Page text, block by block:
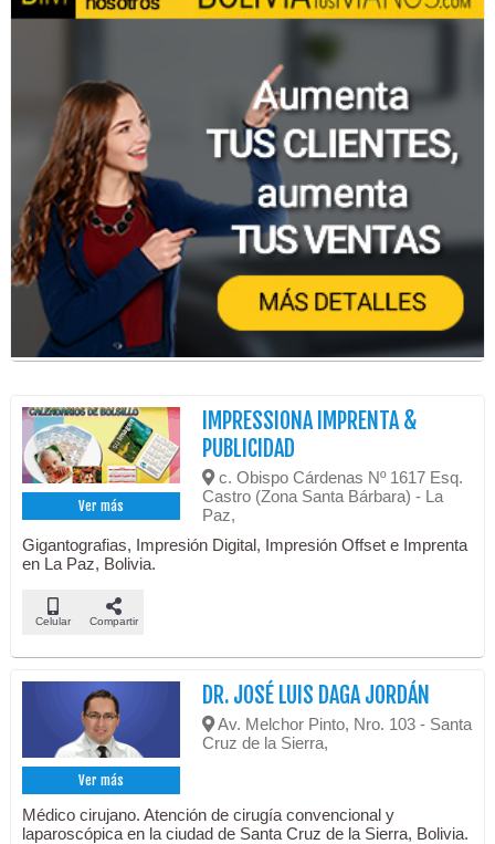
Ver más
IMPRESSIONA IMPRENTA &
PUBLICIDAD
c. Obispo Cárdenas Nº 1617 Esq.
Castro (Zona Santa Bárbara) - La
Paz,
Gigantografias, Impresión Digital, Impresión Offset e Imprenta
en La Paz, Bolivia.
Celular Compartir
Ver más
DR. JOSÉ LUIS DAGA JORDÁN
Av. Melchor Pinto, Nro. 103 - Santa
Cruz de la Sierra,
Médico cirujano. Atención de cirugía convencional y
laparoscópica en la ciudad de Santa Cruz de la Sierra, Bolivia.